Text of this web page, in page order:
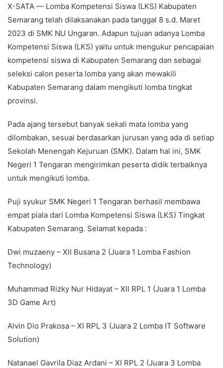
X-SATA — Lomba Kompetensi Siswa (LKS) Kabupaten
Semarang telah dilaksanakan pada tanggal 8 s.d. Maret
2023 di SMK NU Ungaran. Adapun tujuan adanya Lomba
Kompetensi Siswa (LKS) yaitu untuk mengukur pencapaian
kompetensi siswa di Kabupaten Semarang dan sebagai
seleksi calon peserta lomba yang akan mewakili
Kabupaten Semarang dalam mengikuti lomba tingkat
provinsi.
Pada ajang tersebut banyak sekali mata lomba yang
dilombakan, sesuai berdasarkan jurusan yang ada di setiap
Sekolah Menengah Kejuruan (SMK). Dalam hal ini, SMK
Negeri 1 Tengaran mengirimkan peserta didik terbaiknya
untuk mengikuti lomba.
Puji syukur SMK Negeri 1 Tengaran berhasil membawa
empat piala dari Lomba Kompetensi Siswa (LKS) Tingkat
Kabupaten Semarang. Selamat kepada :
Dwi muzaeny – XII Busana 2 (Juara 1 Lomba Fashion
Technology)
Muhammad Rizky Nur Hidayat – XII RPL 1 (Juara 1 Lomba
3D Game Art)
Alvin Dio Prakosa – XI RPL 3 (Juara 2 Lomba IT Software
Solution)
Natanael Gavrila Diaz Ardani – XI RPL 2 (Juara 3 Lomba